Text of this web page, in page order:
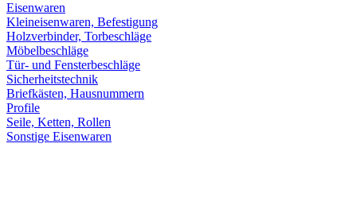
Eisenwaren
Kleineisenwaren, Befestigung
Holzverbinder, Torbeschläge
Möbelbeschläge
Tür- und Fensterbeschläge
Sicherheitstechnik
Briefkästen, Hausnummern
Profile
Seile, Ketten, Rollen
Sonstige Eisenwaren